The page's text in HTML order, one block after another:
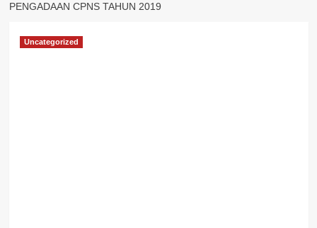
PENGADAAN CPNS TAHUN 2019
Uncategorized